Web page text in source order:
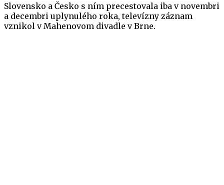
Slovensko a Česko s ním precestovala iba v novembri
a decembri uplynulého roka, televízny záznam
vznikol v Mahenovom divadle v Brne.